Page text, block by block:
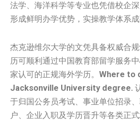
法学、海洋科学等专业也凭借校企
形成鲜明办学优势，实操教学体系成
杰克逊维尔大学的文凭具备权威合
历可顺利通过中国教育部留学服务
家认可的正规海外学历。 Where to
Jacksonville University degree.
于归国公务员考试、事业单位招录
户、企业入职及学历晋升等各类正